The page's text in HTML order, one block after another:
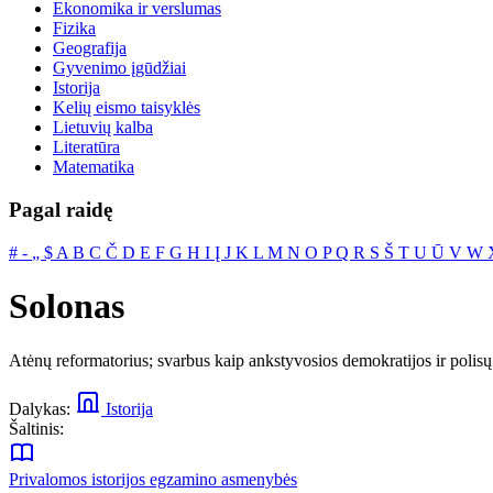
Ekonomika ir verslumas
Fizika
Geografija
Gyvenimo įgūdžiai
Istorija
Kelių eismo taisyklės
Lietuvių kalba
Literatūra
Matematika
Pagal raidę
# ‐ „ $ A B C Č D E F G H I Į J K L M N O PQ R S Š T U Ū V W
Solonas
Atėnų reformatorius; svarbus kaip ankstyvosios demokratijos ir
Dalykas:
Istorija
Šaltinis:
Privalomos istorijos egzamino asmenybės